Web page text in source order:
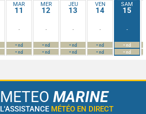
MAR
11
-
-nd
-nd
MER
12
-
-nd
-nd
JEU
13
-
-nd
-nd
VEN
14
-
-nd
-nd
SAM
15
-
-nd
-nd
METEO MARINE
L'ASSISTANCE MÉTÉO EN DIRECT